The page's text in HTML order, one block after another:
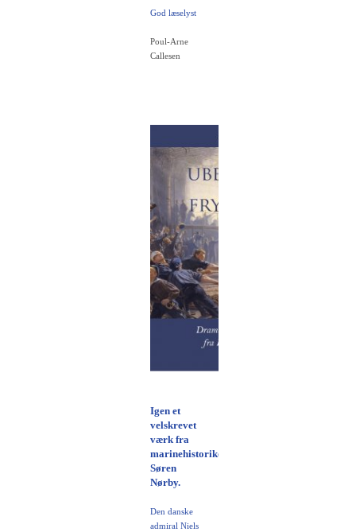
God læselyst
Poul-Arne
Callesen
Igen et
velskrevet
værk fra
marinehistoriker,
Søren
Nørby.
Den danske
admiral Niels